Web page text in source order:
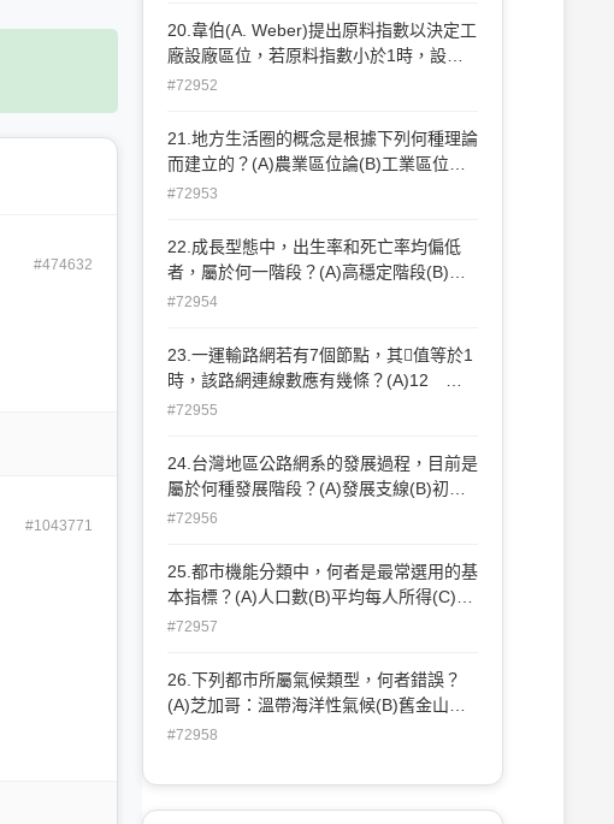
#474632
#1043771
20.韋伯(A. Weber)提出原料指數以決定工
廠設廠區位，若原料指數小於1時，設廠
區位趨向何種地點？(A)原料(B)市場(C)原
可。
#72952
21.地方生活圈的概念是根據下列何種理論
而建立的？(A)農業區位論(B)工業區位論
(C)區域發展階段理論(D)中地理論。
#72953
22.成長型態中，出生率和死亡率均偏低
者，屬於何一階段？(A)高穩定階段(B)低
穩定階段(C)早期擴張階段(D)後期擴張階
#72954
23.一運輸路網若有7個節點，其值等於1
時，該路網連線數應有幾條？(A)12
(B)15 (C)18 (D)21。
#72955
24.台灣地區公路網系的發展過程，目前是
屬於何種發展階段？(A)發展支線(B)初步
相互連結(C)完全交互連結(D)高度優越的
#72956
25.都市機能分類中，何者是最常選用的基
本指標？(A)人口數(B)平均每人所得(C)人
口結構(D)就業結構。
#72957
26.下列都市所屬氣候類型，何者錯誤？
(A)芝加哥：溫帶海洋性氣候(B)舊金山：
溫帶地中海型氣候(C)上海：溫帶季風氣候
#72958